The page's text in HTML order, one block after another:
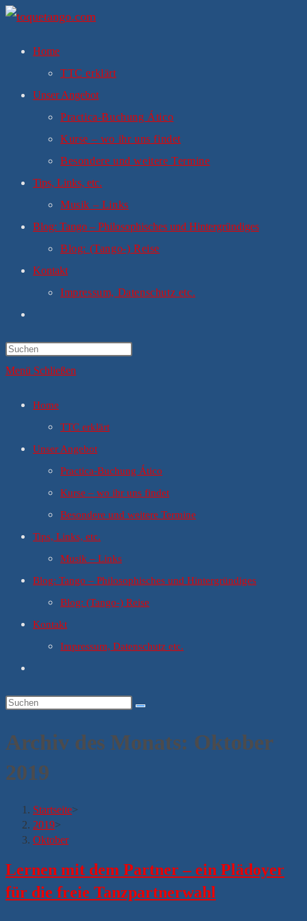
Zum
springen
Home
TTC erklärt
Unser Angebot
Practica-Buchung Ático
Kurse – wo ihr uns findet
Besondere und weitere Termine
Tips, Links, etc.
Musik – Links
Blog: Tango – Philosophisches und Hintergründiges
Blog: (Tango-) Reise
Kontakt
Impressum, Datenschutz etc.
umschalten
Menü Schließen
Home
TTC erklärt
Unser Angebot
Practica-Buchung Ático
Kurse – wo ihr uns findet
Besondere und weitere Termine
Tips, Links, etc.
Musik – Links
Blog: Tango – Philosophisches und Hintergründiges
Blog: (Tango-) Reise
Kontakt
Impressum, Datenschutz etc.
umschalten
Archiv des Monats: Oktober
2019
Startseite>
2019>
Oktober
Lernen mit dem Partner – ein Plädoyer
für die freie Tanzpartnerwahl